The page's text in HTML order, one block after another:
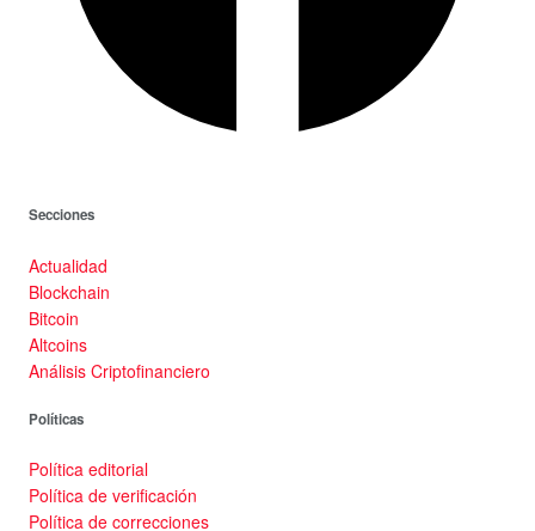
Secciones
Actualidad
Blockchain
Bitcoin
Altcoins
Análisis Criptofinanciero
Políticas
Política editorial
Política de verificación
Política de correcciones